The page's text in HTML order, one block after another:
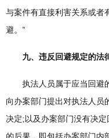
与案件有直接利害关系或者
避。”
九、违反回避规定的法
执法人员属于应当回避的
向办案部门提出对执法人员
决定;以及办案部门没有决